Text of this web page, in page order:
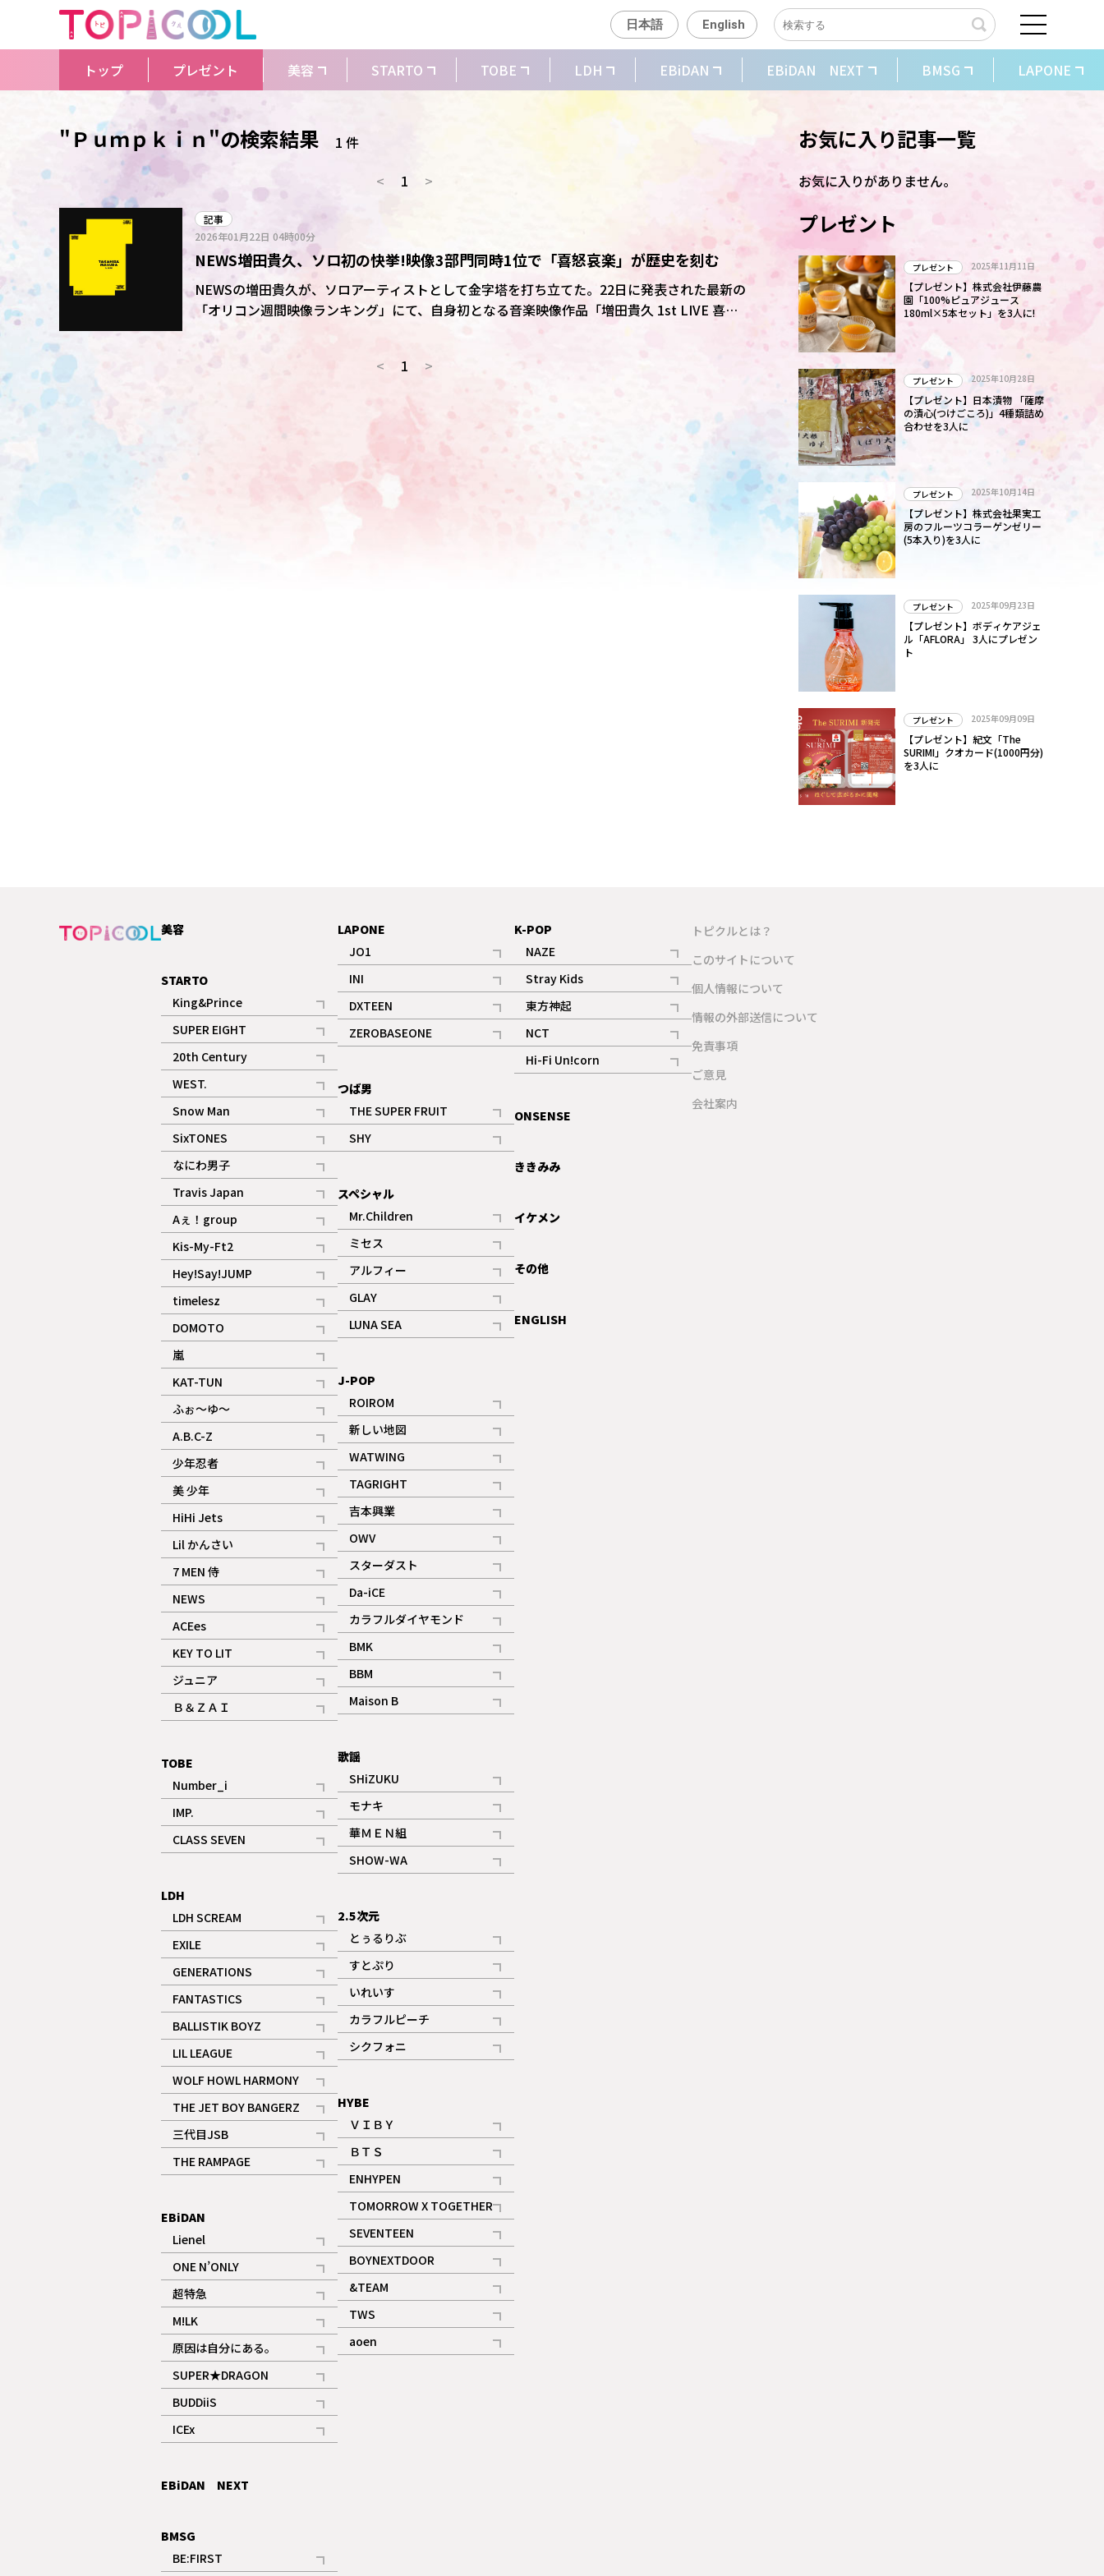
日本語 English
トップ プレゼント 美容 STARTO TOBE LDH EBiDAN EBiDAN NEXT BMSG LAPONE
"Ｐｕｍｐｋｉｎ"の検索結果
1 件
<
1 >
記事
2026年01月22日 04時00分
NEWS増田貴久、ソロ初の快挙!映像3部門同時1位で「喜怒哀楽」が歴史を刻む
NEWSの増田貴久が、ソロアーティストとして金字塔を打ち立てた。22日に発表された最新の
「オリコン週間映像ランキング」にて、自身初となる音楽映像作品「増田貴久 1st LIVE 喜怒
哀楽」が3部門同時1位を獲得したことが明らかとなった。 本作は、初週売上としてDVDが1.2
の両方で初登場1位を独占。さらに、音楽作品のDVDとBDを合計した「週間ミュージック
< 1 >
お気に入り記事一覧
お気に入りがありません。
プレゼント
プレゼント 2025年11月11日
【プレゼント】株式会社伊藤農
園「100%ピュアジュース
180ml×5本セット」を3人に!
プレゼント 2025年10月28日
【プレゼント】日本漬物 「薩摩
の漬心(つけごころ)」4種類詰め
合わせを3人に
プレゼント 2025年10月14日
【プレゼント】株式会社果実工
房のフルーツコラーゲンゼリー
(5本入り)を3人に
プレゼント 2025年09月23日
【プレゼント】ボディケアジェ
ル「AFLORA」 3人にプレゼン
ト
プレゼント 2025年09月09日
【プレゼント】紀文「The
SURIMI」クオカード(1000円分)
を3人に
美容
STARTO
King&Prince
記事
SUPER EIGHT
記事
20th Century
記事
WEST.
記事
Snow Man
記事
ギャラリー
SixTONES
記事
ギャラリー
なにわ男子
記事
Travis Japan
記事
Aぇ！group
記事
Kis-My-Ft2
記事
ギャラリー
Hey!Say!JUMP
記事
timelesz
記事
DOMOTO
記事
嵐
記事
KAT-TUN
記事
ふぉ～ゆ～
記事
A.B.C-Z
記事
ギャラリー
少年忍者
記事
美 少年
記事
HiHi Jets
記事
Lil かんさい
記事
7 MEN 侍
記事
NEWS
記事
ACEes
記事
KEY TO LIT
記事
ジュニア
記事
Ｂ＆ＺＡＩ
記事
TOBE
Number_i
記事
IMP.
記事
CLASS SEVEN
記事
LDH
LDH SCREAM
記事
EXILE
記事
GENERATIONS
記事
FANTASTICS
記事
BALLISTIK BOYZ
記事
LIL LEAGUE
記事
WOLF HOWL HARMONY
記事
THE JET BOY BANGERZ
記事
三代目JSB
記事
THE RAMPAGE
記事
EBiDAN
Lienel
記事
ONE N’ONLY
記事
超特急
記事
ギャラリー
M!LK
記事
原因は自分にある。
記事
SUPER★DRAGON
記事
BUDDiiS
記事
ICEx
記事
EBiDAN NEXT
BMSG
BE:FIRST
LAPONE
JO1
記事
ギャラリー
INI
記事
ギャラリー
DXTEEN
記事
ギャラリー
ZEROBASEONE
記事
つば男
THE SUPER FRUIT
記事
ギャラリー
SHY
記事
スペシャル
Mr.Children
記事
ミセス
記事
アルフィー
記事
GLAY
記事
LUNA SEA
記事
J-POP
ROIROM
記事
新しい地図
記事
WATWING
記事
TAGRIGHT
記事
吉本興業
記事
OWV
記事
ギャラリー
スターダスト
記事
Da-iCE
記事
カラフルダイヤモンド
記事
BMK
記事
ギャラリー
BBM
記事
ギャラリー
Maison B
記事
歌謡
SHiZUKU
記事
モナキ
記事
華ＭＥＮ組
記事
SHOW-WA
記事
2.5次元
とぅるりぶ
記事
すとぷり
記事
ギャラリー
いれいす
記事
ギャラリー
カラフルピーチ
記事
シクフォニ
記事
HYBE
ＶＩＢＹ
記事
ＢＴＳ
記事
ENHYPEN
記事
TOMORROW X TOGETHER
記事
ギャラリー
SEVENTEEN
記事
BOYNEXTDOOR
記事
&TEAM
記事
ギャラリー
TWS
記事
aoen
記事
K-POP
NAZE
記事
Stray Kids
記事
東方神起
記事
NCT
記事
Hi-Fi Un!corn
記事
ONSENSE
ききみみ
イケメン
その他
ENGLISH
トピクルとは？
このサイトについて
個人情報について
情報の外部送信について
免責事項
ご意見
会社案内